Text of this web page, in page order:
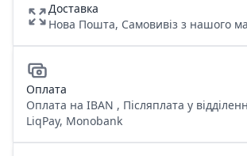
Доставка
Нова Пошта, Самовивіз з нашого
Оплата
Оплата на IBAN , Післяплата у
LiqPay, Monobank